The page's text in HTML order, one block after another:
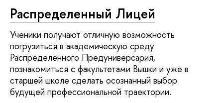
Распределенный Лицей
Ученики получают отличную возможность
погрузиться в академическую среду
Распределенного Предуниверсария,
познакомиться с факультетами Вышки и уже в
старшей школе сделать осознанный выбор
будущей профессиональной траектории.